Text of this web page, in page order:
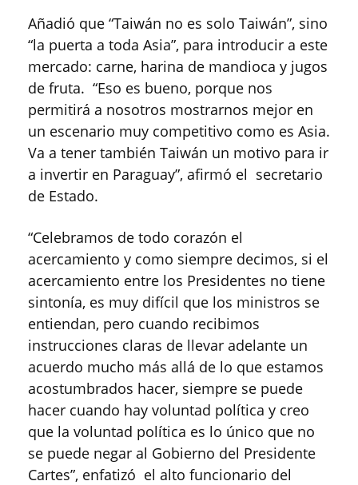
Añadió que “Taiwán no es solo Taiwán”, sino
“la puerta a toda Asia”, para introducir a este
mercado: carne, harina de mandioca y jugos
de fruta. “Eso es bueno, porque nos
permitirá a nosotros mostrarnos mejor en
un escenario muy competitivo como es Asia.
Va a tener también Taiwán un motivo para ir
a invertir en Paraguay”, afirmó el secretario
de Estado.
“Celebramos de todo corazón el
acercamiento y como siempre decimos, si el
acercamiento entre los Presidentes no tiene
sintonía, es muy difícil que los ministros se
entiendan, pero cuando recibimos
instrucciones claras de llevar adelante un
acuerdo mucho más allá de lo que estamos
acostumbrados hacer, siempre se puede
hacer cuando hay voluntad política y creo
que la voluntad política es lo único que no
se puede negar al Gobierno del Presidente
Cartes”, enfatizó el alto funcionario del